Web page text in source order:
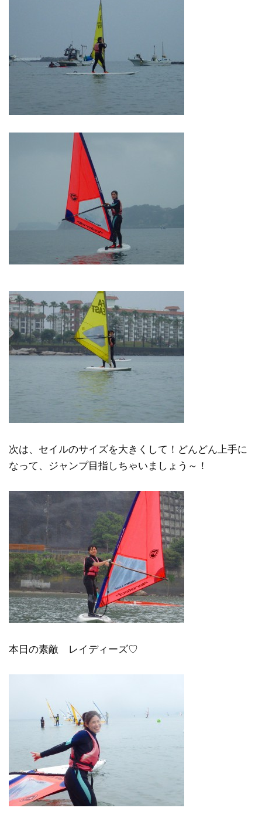
次は、セイルのサイズを大きくして！どんどん上手に
なって、ジャンプ目指しちゃいましょう～！
本日の素敵 レイディーズ♡